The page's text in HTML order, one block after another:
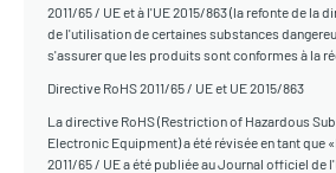
2011/65 / UE et à l'UE 2015/863 (la refonte de la
de l'utilisation de certaines substances
s'assurer que les produits sont conformes à la
Directive RoHS 2011/65 / UE et UE 2015/863
La directive RoHS (Restriction of Hazardous
Electronic Equipment) a été révisée en tant que
2011/65 / UE a été publiée au Journal officiel de